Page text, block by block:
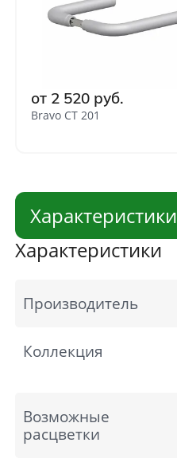
от 2 520 руб.
Bravo СТ 201
Характеристики
Характеристики
Производитель
Коллекция
Возможные
расцветки